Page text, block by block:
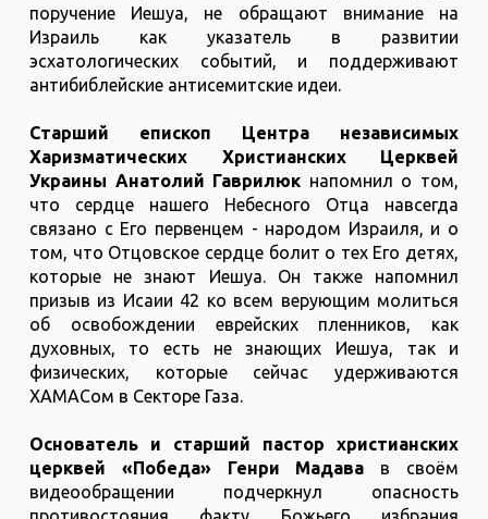
поручение Иешуа, не обращают внимание на
Израиль как указатель в развитии
эсхатологических событий, и поддерживают
антибиблейские антисемитские идеи.
Старший епископ Центра независимых
Харизматических Христианских Церквей
Украины Анатолий Гаврилюк напомнил о том,
что сердце нашего Небесного Отца навсегда
связано с Его первенцем - народом Израиля, и о
том, что Отцовское сердце болит о тех Его детях,
которые не знают Иешуа. Он также напомнил
призыв из Исаии 42 ко всем верующим молиться
об освобождении еврейских пленников, как
духовных, то есть не знающих Иешуа, так и
физических, которые сейчас удерживаются
ХАМАСом в Секторе Газа.
Основатель и старший пастор христианских
церквей «Победа» Генри Мадава в своём
видеообращении подчеркнул опасность